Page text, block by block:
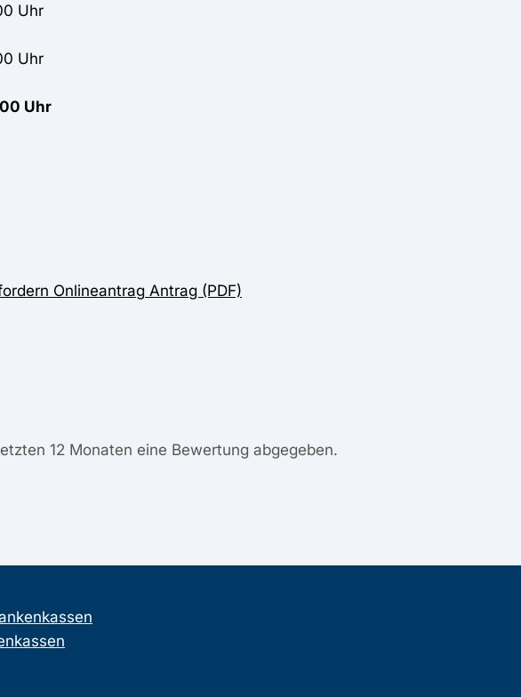
Uhr
Uhr
Uhr
Onlineantrag Antrag (PDF)
12 Monaten eine Bewertung abgegeben.